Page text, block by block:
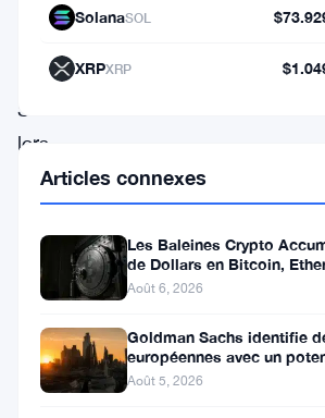
coin
Solana
lors
d’une
diffusion
ligne
mars,
SolanaSOL
XRPXRP
Articles connexes
Les Baleines Crypto
de Dollars en Bitcoin,
Août 6, 2026
Goldman Sachs identifie
européennes avec un
de plus de 100 %
Août 5, 2026